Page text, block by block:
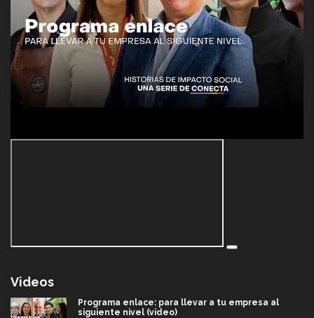
Videos
Programa enlace: para llevar a tu empresa al
siguiente nivel (video)